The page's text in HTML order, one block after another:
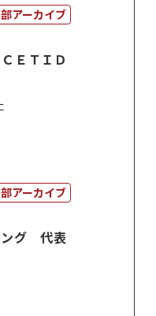
アーカイブ
ＥＴＩＤ
アーカイブ
ング 代表